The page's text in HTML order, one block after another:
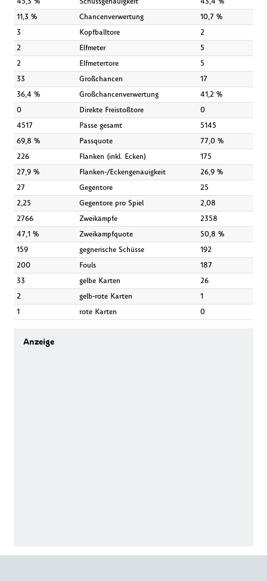
11,3 %
Chancenverwertung
10,7 %
3
Kopfballtore
2
2
Elfmeter
5
2
Elfmetertore
5
33
Großchancen
17
36,4 %
Großchancenverwertung
41,2 %
0
Direkte Freistoßtore
0
4517
Pässe gesamt
5145
69,8 %
Passquote
77,0 %
226
Flanken (inkl. Ecken)
175
27,9 %
Flanken-/Eckengenauigkeit
26,9 %
27
Gegentore
25
2,25
Gegentore pro Spiel
2,08
2766
Zweikämpfe
2358
47,1 %
Zweikampfquote
50,8 %
159
gegnerische Schüsse
192
200
Fouls
187
33
gelbe Karten
26
2
gelb-rote Karten
1
1
rote Karten 0